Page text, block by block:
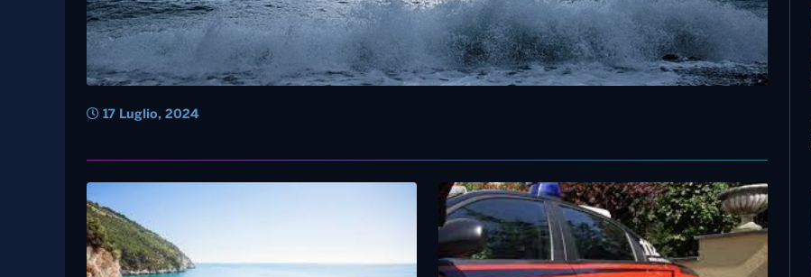
17 Luglio, 2024